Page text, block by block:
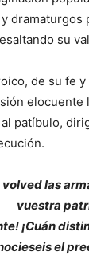
dramaturgos
su
de su fe
elocuente
patíbulo,
las
vuestra
¡Cuán
el